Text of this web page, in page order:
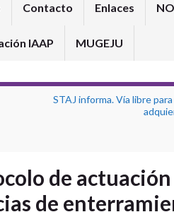
Contacto Enlaces
IAAP MUGEJU
STAJ informa. Vía libre
de actuación
de